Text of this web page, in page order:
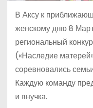
В Аксу к
женскому дню 8
региональный
(«Наследие
соревновались
Каждую команду
и внучка.